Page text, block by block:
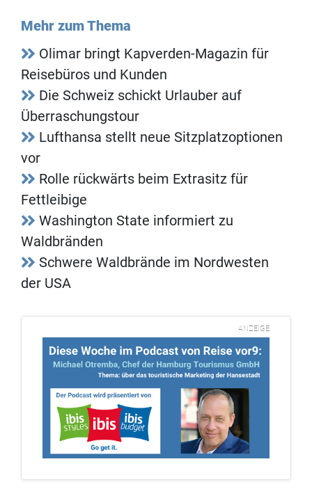
Mehr zum Thema
Olimar bringt Kapverden-Magazin für
Reisebüros und Kunden
Die Schweiz schickt Urlauber auf
Überraschungstour
Lufthansa stellt neue Sitzplatzoptionen
vor
Rolle rückwärts beim Extrasitz für
Fettleibige
Washington State informiert zu
Waldbränden
Schwere Waldbrände im Nordwesten
der USA
ANZEIGE